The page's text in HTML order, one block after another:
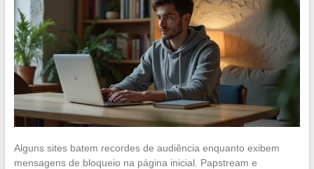
Alguns sites batem recordes de audiência enquanto exibem
mensagens de bloqueio na página inicial. Papstream e